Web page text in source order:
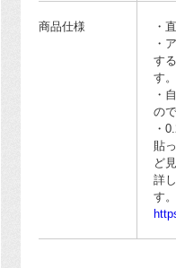
商品仕様
・
・
す
す。
・
の
・
貼
ど
詳
す。